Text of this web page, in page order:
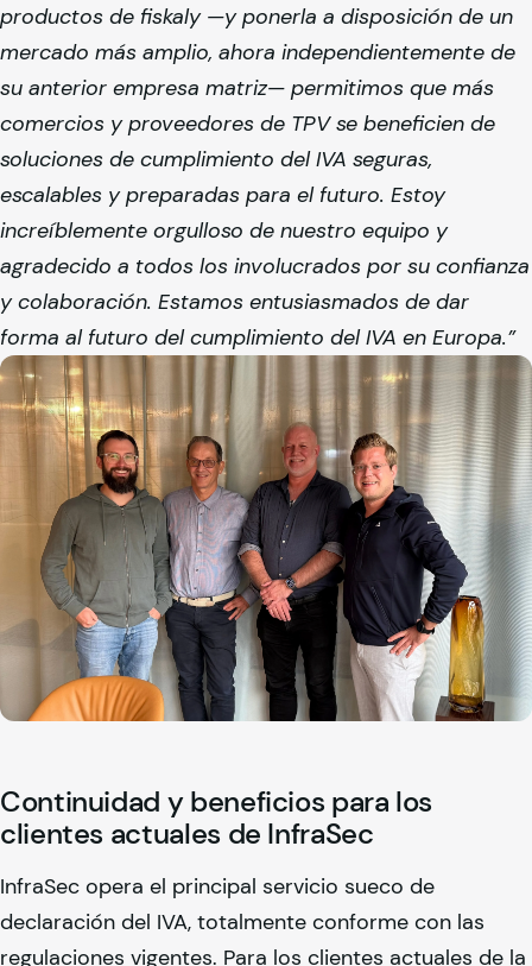
productos de fiskaly—y ponerla a disposición de un
mercado más amplio, ahora independientemente de
su anterior empresa matriz— permitimos que más
comercios y proveedores de TPV se beneficien de
soluciones de cumplimiento del IVA seguras,
escalables y preparadas para el futuro. Estoy
increíblemente orgulloso de nuestro equipo y
agradecido a todos los involucrados por su confianza
y colaboración. Estamos entusiasmados de dar
forma al futuro del cumplimiento del IVA en Europa.”
Continuidad y beneficios para los
clientes actuales de InfraSec
InfraSec opera el principal servicio sueco de
declaración del IVA, totalmente conforme con las
regulaciones vigentes. Para los clientes actuales de la